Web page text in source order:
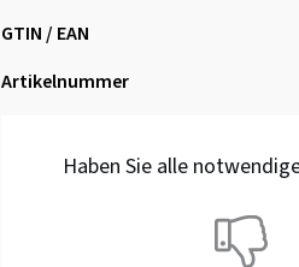
GTIN / EAN
Artikelnummer
Haben Sie alle